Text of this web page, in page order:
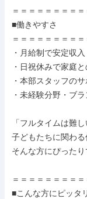
＝＝＝＝＝＝＝＝
■働きやすさ
＝＝＝＝＝＝＝＝
・月給制で安定収入
・日祝休みで家庭
・本部スタッフの
・未経験分野・ブ
「フルタイムは難し
子どもたちに関わる
そんな方にぴったり
＝＝＝＝＝＝＝＝
■こんな方にピッタ